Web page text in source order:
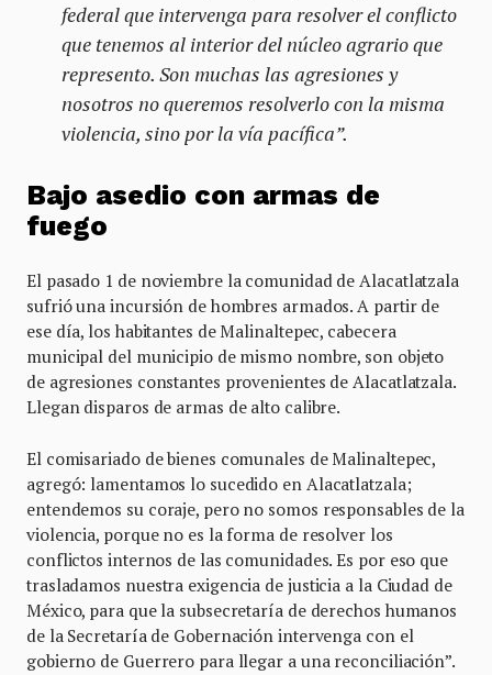
federal que intervenga para resolver el conflicto
que tenemos al interior del núcleo agrario que
represento. Son muchas las agresiones y
nosotros no queremos resolverlo con la misma
violencia, sino por la vía pacífica”.
Bajo asedio con armas de
fuego
El pasado 1 de noviembre la comunidad de Alacatlatzala
sufrió una incursión de hombres armados. A partir de
ese día, los habitantes de Malinaltepec, cabecera
municipal del municipio de mismo nombre, son objeto
de agresiones constantes provenientes de Alacatlatzala.
Llegan disparos de armas de alto calibre.
El comisariado de bienes comunales de Malinaltepec,
agregó: lamentamos lo sucedido en Alacatlatzala;
entendemos su coraje, pero no somos responsables de la
violencia, porque no es la forma de resolver los
conflictos internos de las comunidades. Es por eso que
trasladamos nuestra exigencia de justicia a la Ciudad de
México, para que la subsecretaría de derechos humanos
de la Secretaría de Gobernación intervenga con el
gobierno de Guerrero para llegar a una reconciliación”.